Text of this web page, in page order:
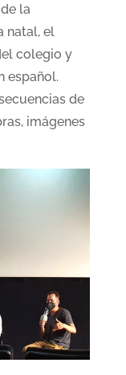
la
natal, el
colegio y
español.
de
imágenes